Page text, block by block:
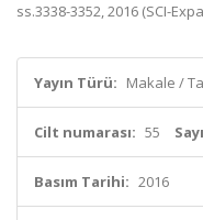
ss.3338-3352, 2016 (SCI-
Yayın Türü: Makale /
Cilt numarası: 55
Basım Tarihi: 2016